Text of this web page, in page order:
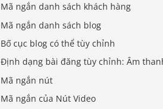
Mã ngắn danh sách khách hàng
Mã ngắn danh sách blog
Bố cục blog có thể tùy chỉnh
Định dạng bài đăng tùy chỉnh: Âm
Mã ngắn nút
Mã ngắn của Nút Video